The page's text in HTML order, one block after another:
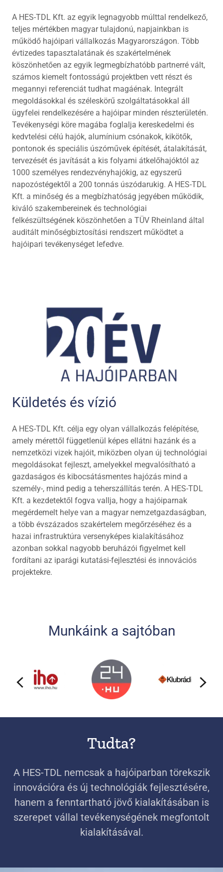
A HES-TDL Kft. az egyik legnagyobb múlttal rendelkező,
teljes mértékben magyar tulajdonú, napjainkban is
működő hajóipari vállalkozás Magyarországon. Több
évtizedes tapasztalatának és szakértelmének
köszönhetően az egyik legmegbízhatóbb partnerré vált,
számos kiemelt fontosságú projektben vett részt és
megannyi referenciát tudhat magáénak. Integrált
megoldásokkal és széleskörű szolgáltatásokkal áll
ügyfelei rendelkezésére a hajóipar minden részterületén.
Tevékenységi köre magába foglalja kereskedelmi és
kedvtelési célú hajók, alumínium csónakok, kikötők,
pontonok és speciális úszóművek építését, átalakítását,
tervezését és javítását a kis folyami átkelőhajóktól az
1000 személyes rendezvényhajókig, az egyszerű
napozóstégektől a 200 tonnás úszódarukig. A HES-TDL
Kft. a minőség és a megbízhatóság jegyében működik,
kiváló szakembereinek és technológiai
felkészültségének köszönhetően a TÜV Rheinland által
auditált minőségbiztosítási rendszert működtet a
hajóipari tevékenységet lefedve.
Küldetés és vízió
A HES-TDL Kft. célja egy olyan vállalkozás felépítése,
amely mérettől függetlenül képes ellátni hazánk és a
nemzetközi vizek hajóit, miközben olyan új technológiai
megoldásokat fejleszt, amelyekkel megvalósítható a
gazdaságos és kibocsátásmentes hajózás mind a
személy-, mind pedig a teherszállítás terén. A HES-TDL
Kft. a kezdetektől fogva vallja, hogy a hajóiparnak
megérdemelt helye van a magyar nemzetgazdaságban,
a több évszázados szakértelem megőrzéséhez és a
hazai infrastruktúra versenyképes kialakításához
azonban sokkal nagyobb beruházói figyelmet kell
fordítani az iparági kutatási-fejlesztési és innovációs
projektekre.
Munkáink a sajtóban
Tudta?
A HES-TDL nemcsak a hajóiparban törekszik
innovációra és új technológiák fejlesztésére,
hanem a fenntartható jövő kialakításában is
szerepet vállal tevékenységének megfontolt
kialakításával.